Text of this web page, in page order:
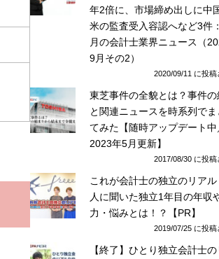
年2倍に、市場締め出しに中
米の監査受入容認へなど3件
月の会計士業界ニュース（
9月その2）
2020/09/11 に投稿
東芝事件の全貌とは？事件の
と関連ニュースを時系列でま
てみた【随時アップデート中
2023年5月更新】
2017/08/30 に投稿
これが会計士の独立のリア
人に聞いた独立1年目の年収
力・悩みとは！？【PR】
2019/07/25 に投稿
【終了】ひとり独立会計士